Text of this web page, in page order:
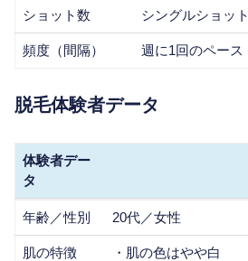
ショット数 シングルショット
頻度（間隔） 週に1回のペース
脱毛体験者データ
体験者デー
タ
体験者デー
年齢／性別 20代／女性
肌の特徴
・肌の色はやや白